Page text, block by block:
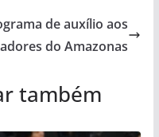
de auxílio aos
do Amazonas
também